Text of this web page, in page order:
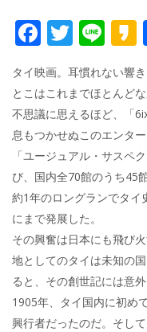
F
ac
e
b
o
o
k
T
w
itt
er
Li
n
e
タイ映画。耳慣れない響
とこはこれまでほとんど
不思議に思えるほど、「
息もつかせぬこのエンタ
「ユージュアル・サスペ
び、国内全70館のうち45
約1年のロングランでタイ
にまで発展した。
その興奮は日本にも飛び
地としてのタイは未知の
ると、その創世記には意
1905年、タイ国内に初め
興行者だったのだ。そし